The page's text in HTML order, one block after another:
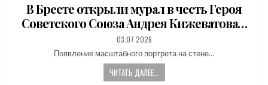
В Бресте открыли мурал в честь Героя
Советского Союза Андрея Кижеватова…
PUBLISHED
03.07.2026
Появление масштабного портрета на стене…
ЧИТАТЬ ДАЛЕЕ...